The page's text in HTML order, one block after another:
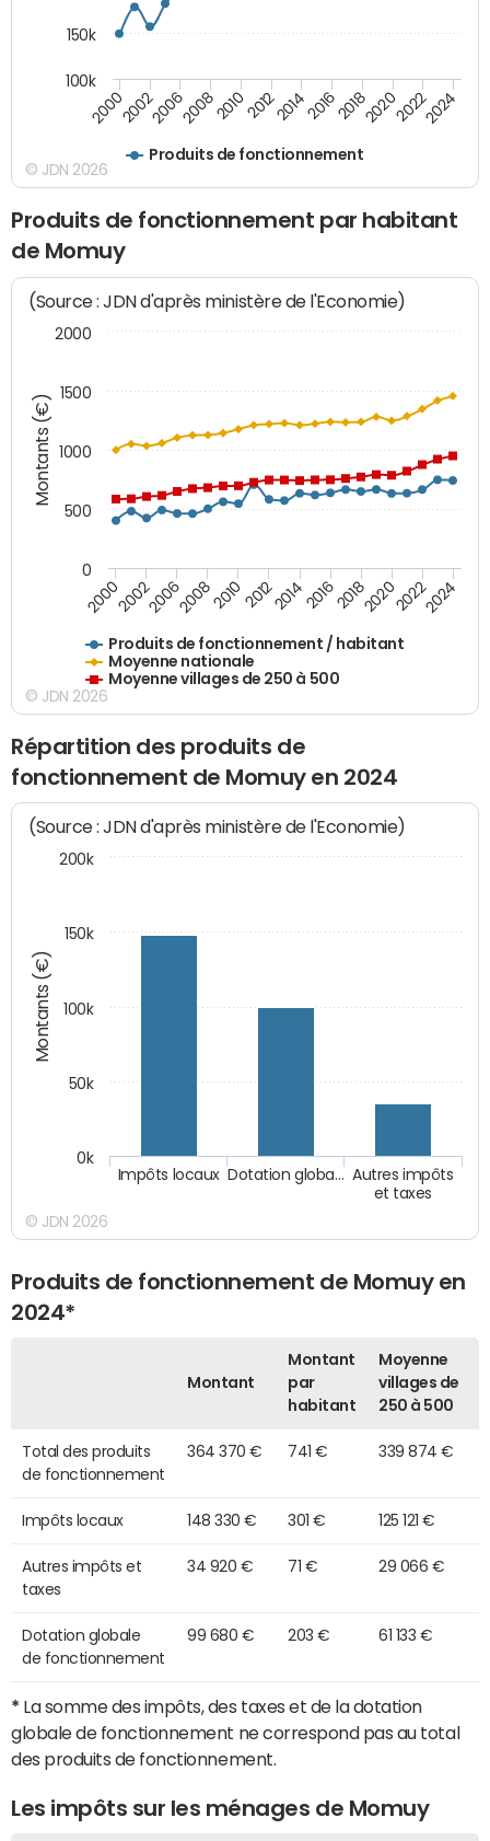
Produits de fonctionnement
200020022006200820102012201420162018202020222024
100k
150k
© JDN 2026
Produits de fonctionnement par habitant
de Momuy
Montants (€)
(Source : JDN d'après ministère de l'Economie)
Produits de fonctionnement / habitant
Moyenne nationale
Moyenne villages de 250 à 500
200020022006200820102012201420162018202020222024
500
1000
1500
0
2000
© JDN 2026
Répartition des produits de
fonctionnement de Momuy en 2024
Montants (€)
(Source : JDN d'après ministère de l'Economie)
Autres impôts
et taxes
Dotation globa…
Impôts locaux
0k
50k
100k
150k
200k
© JDN 2026
Produits de fonctionnement de Momuy en
2024*
Montant
Montant
par
habitant
Moyenne
villages de
250 à 500
Total des produits
de fonctionnement
364 370 € 741 € 339 874 €
Impôts locaux 148 330 € 301 € 125 121 €
Autres impôts et
taxes
34 920 € 71 € 29 066 €
Dotation globale
de fonctionnement
99 680 € 203 € 61 133 €
* La somme des impôts, des taxes et de la dotation
globale de fonctionnement ne correspond pas au total
des produits de fonctionnement.
Les impôts sur les ménages de Momuy